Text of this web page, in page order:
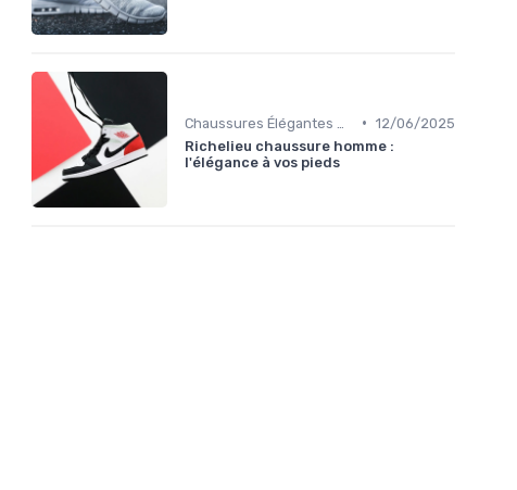
• 12/06/2025
Richelieu chaussure homme :
l'élégance à vos pieds